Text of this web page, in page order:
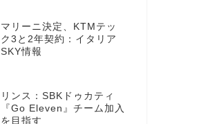
マリーニ決定、KTMテッ
ク3と2年契約：イタリア
SKY情報
リンス：SBKドゥカティ
『Go Eleven』チーム加入
を目指す